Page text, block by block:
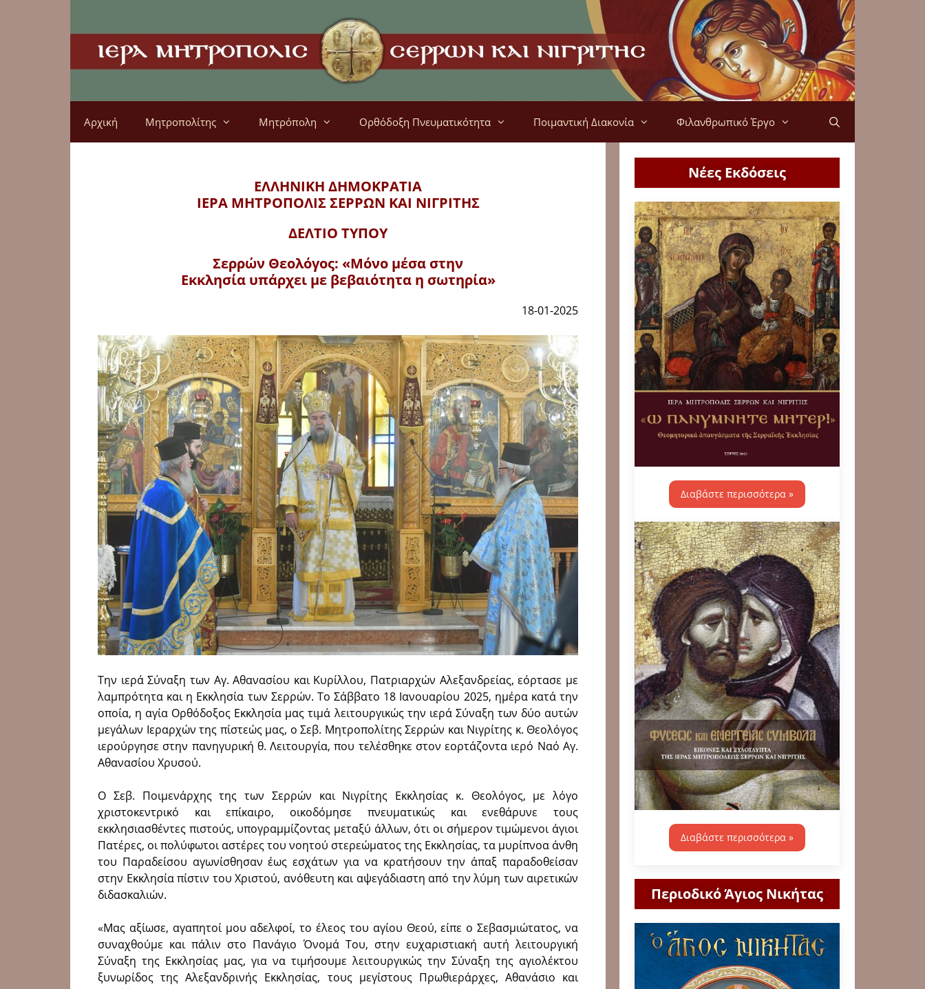
Αρχική Μητροπολίτης Μητρόπολη Ορθόδοξη Πνευματικότητα Ποιμαντική Διακονία Φιλανθρωπικό Έργο
ΕΛΛΗΝΙΚΗ ΔΗΜΟΚΡΑΤΙΑ
ΙΕΡΑ ΜΗΤΡΟΠΟΛΙΣΣΕΡΡΩΝ ΚΑΙ ΝΙΓΡΙΤΗΣ
ΔΕΛΤΙΟ ΤΥΠΟΥ
Σερρών Θεολόγος: «Μόνο μέσα στην
Εκκλησία υπάρχει με βεβαιότητα η σωτηρία»
18-01-2025
Την ιερά Σύναξη των Αγ. Αθανασίου και Κυρίλλου, Πατριαρχών Αλεξανδρείας, εόρτασε με
λαμπρότητα και η Εκκλησία των Σερρών. Το Σάββατο 18 Ιανουαρίου 2025, ημέρα κατά την
οποία, η αγία Ορθόδοξος Εκκλησία μας τιμά λειτουργικώς την ιερά Σύναξη των δύο αυτών
μεγάλων Ιεραρχών της πίστεώς μας, ο Σεβ. Μητροπολίτης Σερρών και Νιγρίτης κ. Θεολόγος
ιερούργησε στην πανηγυρική θ. Λειτουργία, που τελέσθηκε στον εορτάζοντα ιερό Ναό Αγ.
Αθανασίου Χρυσού.
Ο Σεβ. Ποιμενάρχης της των Σερρών και Νιγρίτης Εκκλησίας κ. Θεολόγος, με λόγο
χριστοκεντρικό και επίκαιρο, οικοδόμησε πνευματικώς και ενεθάρυνε τους
εκκλησιασθέντες πιστούς, υπογραμμίζοντας μεταξύ άλλων, ότι οι σήμερον τιμώμενοι άγιοι
Πατέρες, οι πολύφωτοι αστέρες του νοητού στερεώματος της Εκκλησίας, τα μυρίπνοα άνθη
του Παραδείσου αγωνίσθησαν έως εσχάτων για να κρατήσουν την άπαξ παραδοθείσαν
στην Εκκλησία πίστιν του Χριστού, ανόθευτη και αψεγάδιαστη από την λύμη των αιρετικών
διδασκαλιών.
«Μας αξίωσε, αγαπητοί μου αδελφοί, το έλεος του αγίου Θεού, είπε ο Σεβασμιώτατος, να
συναχθούμε και πάλιν στο Πανάγιο Όνομά Του, στην ευχαριστιακή αυτή λειτουργική
Σύναξη της Εκκλησίας μας, για να τιμήσουμε λειτουργικώς την Σύναξη της αγιολέκτου
ξυνωρίδος της Αλεξανδρινής Εκκλησίας, τους μεγίστους Πρωθιεράρχες, Αθανάσιο και
Νέες Εκδόσεις
Διαβάστε περισσότερα »
Διαβάστε περισσότερα »
Περιοδικό Άγιος Νικήτας